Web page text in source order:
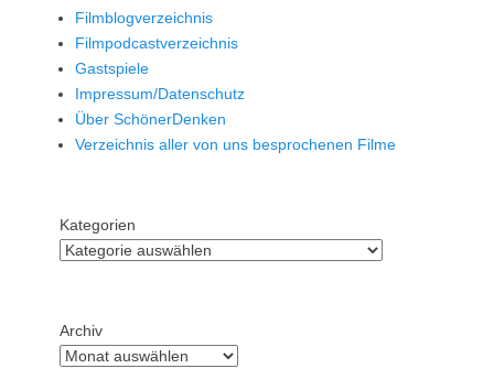
Filmblogverzeichnis
Filmpodcastverzeichnis
Gastspiele
Impressum/Datenschutz
Über SchönerDenken
Verzeichnis aller von uns besprochenen Filme
Kategorien
Archiv